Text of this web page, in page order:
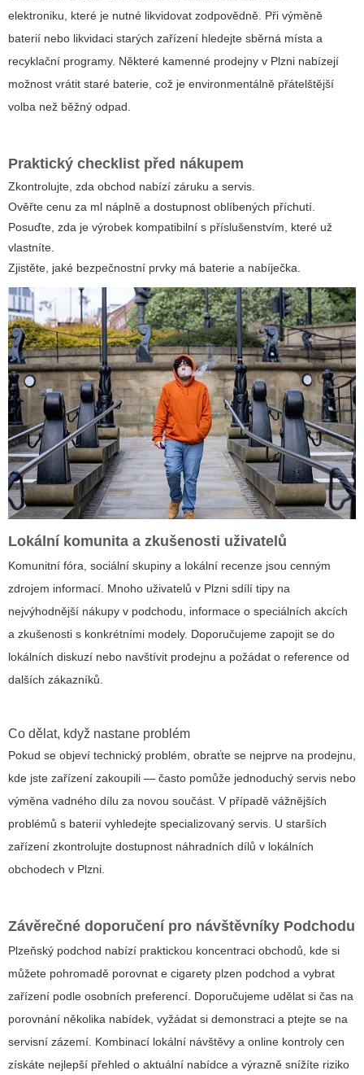
elektroniku, které je nutné likvidovat zodpovědně. Při výměně
baterií nebo likvidaci starých zařízení hledejte sběrná místa a
recyklační programy. Některé kamenné prodejny v Plzni nabízejí
možnost vrátit staré baterie, což je environmentálně přátelštější
volba než běžný odpad.
Praktický checklist před nákupem
Zkontrolujte, zda obchod nabízí záruku a servis.
Ověřte cenu za ml náplně a dostupnost oblíbených příchutí.
Posuďte, zda je výrobek kompatibilní s příslušenstvím, které už
vlastníte.
Zjistěte, jaké bezpečnostní prvky má baterie a nabíječka.
Lokální komunita a zkušenosti uživatelů
Komunitní fóra, sociální skupiny a lokální recenze jsou cenným
zdrojem informací. Mnoho uživatelů v Plzni sdílí tipy na
nejvýhodnější nákupy v podchodu, informace o speciálních akcích
a zkušenosti s konkrétními modely. Doporučujeme zapojit se do
lokálních diskuzí nebo navštívit prodejnu a požádat o reference od
dalších zákazníků.
Co dělat, když nastane problém
Pokud se objeví technický problém, obraťte se nejprve na prodejnu,
kde jste zařízení zakoupili — často pomůže jednoduchý servis nebo
výměna vadného dílu za novou součást. V případě vážnějších
problémů s baterií vyhledejte specializovaný servis. U starších
zařízení zkontrolujte dostupnost náhradních dílů v lokálních
obchodech v Plzni.
Závěrečné doporučení pro návštěvníky Podchodu
Plzeňský podchod nabízí praktickou koncentraci obchodů, kde si
můžete pohromadě porovnat e cigarety plzen podchod a vybrat
zařízení podle osobních preferencí. Doporučujeme udělat si čas na
porovnání několika nabídek, vyžádat si demonstraci a ptejte se na
servisní zázemí. Kombinací lokální návštěvy a online kontroly cen
získáte nejlepší přehled o aktuální nabídce a výrazně snížíte riziko